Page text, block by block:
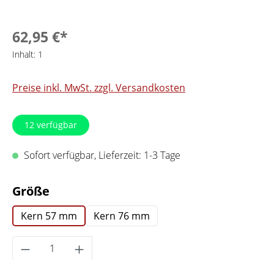
62,95 €*
Inhalt: 1
Preise inkl. MwSt. zzgl. Versandkosten
12 verfügbar
Sofort verfügbar, Lieferzeit: 1-3 Tage
Größe
Kern 57 mm Kern 76 mm
Produkt Anzahl: Gib den gewünschten